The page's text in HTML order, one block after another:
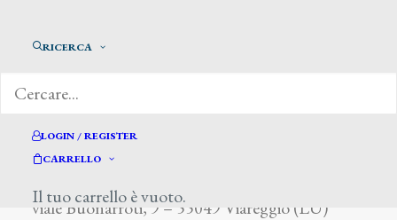
RICERCA
LOGIN / REGISTER
CARRELLO
Il tuo carrello è vuoto.
viale Buonarroti, 9 – 55049 Viareggio (LU)